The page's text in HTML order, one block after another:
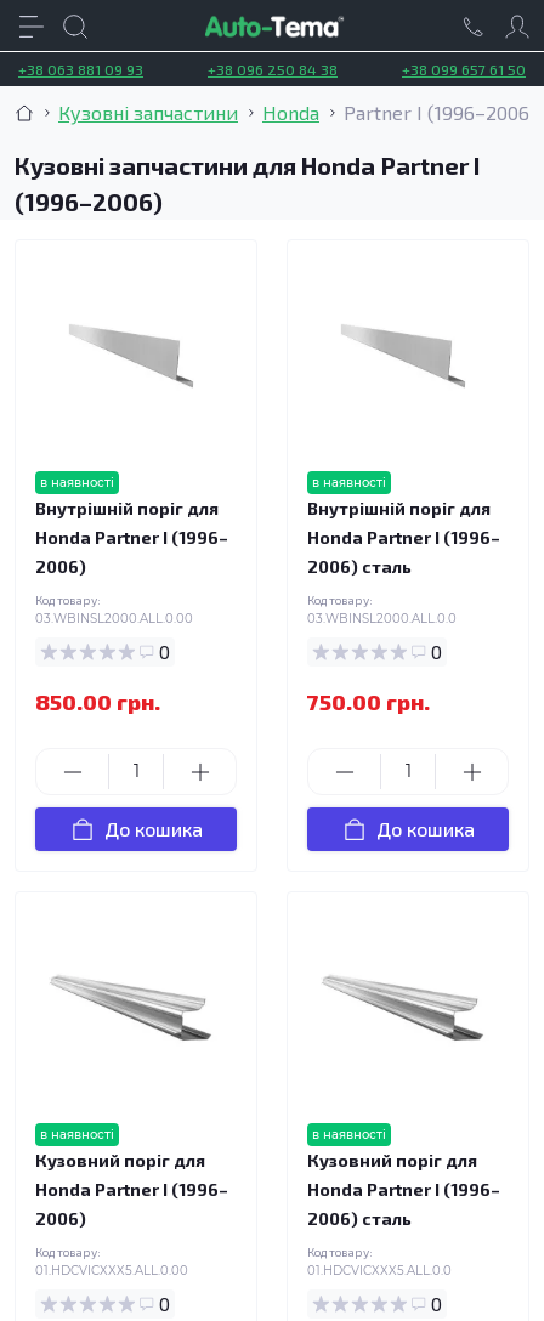
+38 063 881 09 93 +38 096 250 84 38 +38 099 657 61 50
Кузовні запчастини Honda Partner I (1996–2006)
Кузовні запчастини для Honda Partner I
(1996–2006)
в наявності
Внутрішній поріг для
Honda Partner I (1996–
2006)
Код товару:
03.WBINSL2000.ALL.0.00
0
850.00 грн.
До кошика
в наявності
Внутрішній поріг для
Honda Partner I (1996–
2006) сталь
Код товару:
03.WBINSL2000.ALL.0.0
0
750.00 грн.
До кошика
в наявності
Кузовний поріг для
Honda Partner I (1996–
2006)
Код товару:
01.HDCVICXXX5.ALL.0.00
0
в наявності
Кузовний поріг для
Honda Partner I (1996–
2006) сталь
Код товару:
01.HDCVICXXX5.ALL.0.0
0